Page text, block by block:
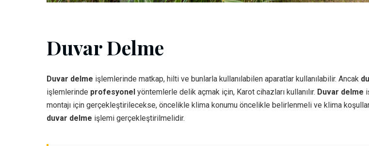
Duvar Delme
Duvar delme işlemlerinde matkap, hilti ve bunlarla kullanılabilen aparatlar kullanılabilir. Ancak
işlemlerinde profesyonel yöntemlerle delik açmak için, Karot cihazları kullanılır. Duvar delme
montajı için gerçekleştirilecekse, öncelikle klima konumu öncelikle belirlenmeli ve klima
duvar delme işlemi gerçekleştirilmelidir.